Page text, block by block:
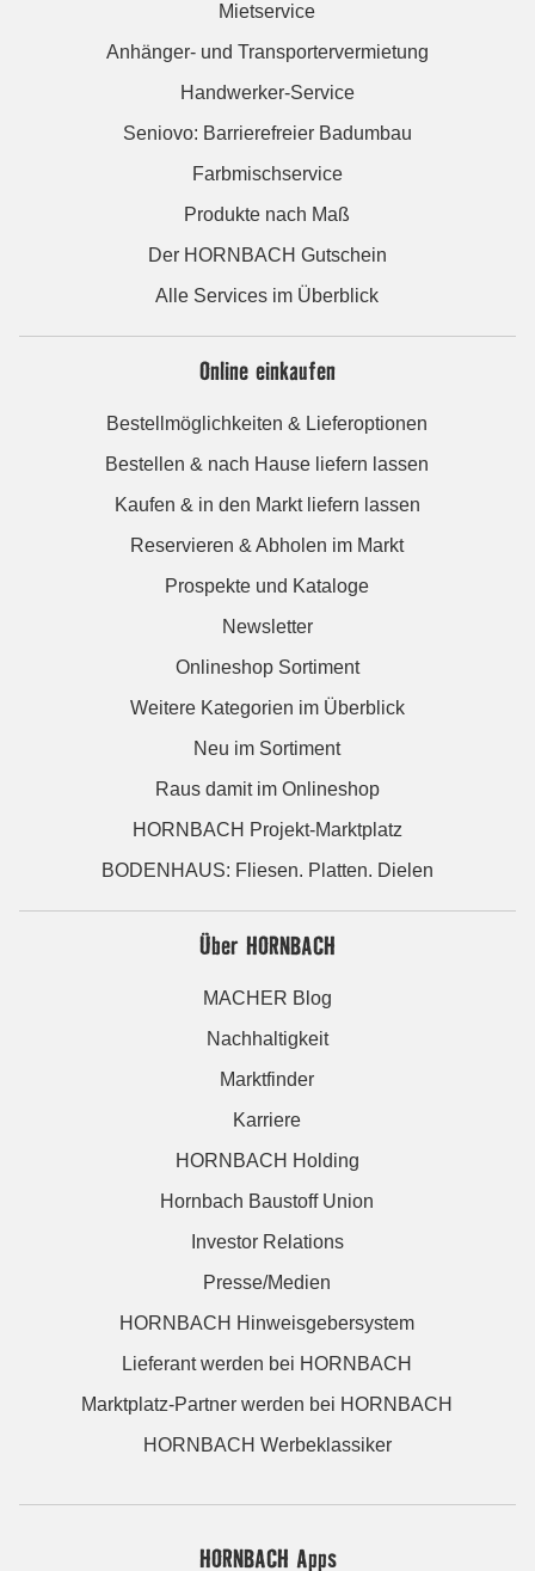
Mietservice
Anhänger- und Transportervermietung
Handwerker-Service
Seniovo: Barrierefreier Badumbau
Farbmischservice
Produkte nach Maß
Der HORNBACH Gutschein
Alle Services im Überblick
Online einkaufen
Bestellmöglichkeiten & Lieferoptionen
Bestellen & nach Hause liefern lassen
Kaufen & in den Markt liefern lassen
Reservieren & Abholen im Markt
Prospekte und Kataloge
Newsletter
Onlineshop Sortiment
Weitere Kategorien im Überblick
Neu im Sortiment
Raus damit im Onlineshop
HORNBACH Projekt-Marktplatz
BODENHAUS: Fliesen. Platten. Dielen
Über HORNBACH
MACHER Blog
Nachhaltigkeit
Marktfinder
Karriere
HORNBACH Holding
Hornbach Baustoff Union
Investor Relations
Presse/Medien
HORNBACH Hinweisgebersystem
Lieferant werden bei HORNBACH
Marktplatz-Partner werden bei HORNBACH
HORNBACH Werbeklassiker
HORNBACH Apps